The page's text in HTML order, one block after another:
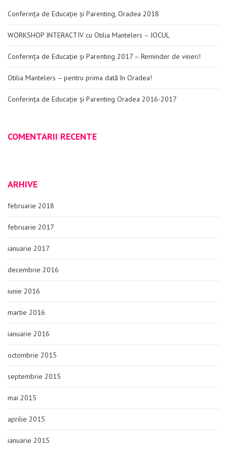
Conferința de Educație și Parenting, Oradea 2018
WORKSHOP INTERACTIV cu Otilia Mantelers – JOCUL
Conferința de Educație și Parenting 2017 – Reminder de vineri!
Otilia Mantelers – pentru prima dată în Oradea!
Conferința de Educație și Parenting Oradea 2016-2017
COMENTARII RECENTE
ARHIVE
februarie 2018
februarie 2017
ianuarie 2017
decembrie 2016
iunie 2016
martie 2016
ianuarie 2016
octombrie 2015
septembrie 2015
mai 2015
aprilie 2015
ianuarie 2015